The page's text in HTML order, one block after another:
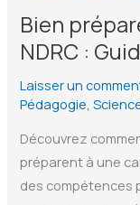
Bien
NDRC :
Laisser un
Pédagogie ,
Découvrez
préparent à une
des compétences